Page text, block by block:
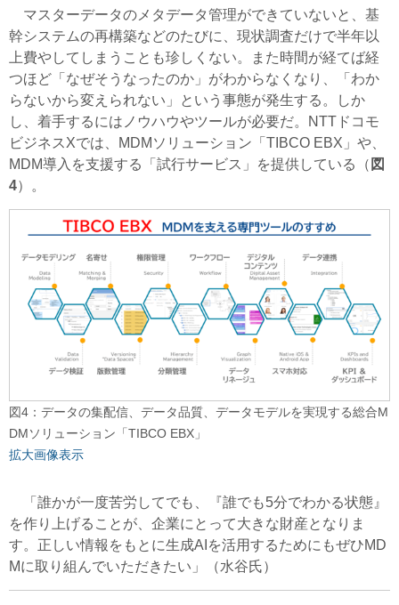
マスターデータのメタデータ管理ができていないと、基
幹システムの再構築などのたびに、現状調査だけで半年以
上費やしてしまうことも珍しくない。また時間が経てば経
つほど「なぜそうなったのか」がわからなくなり、「わか
らないから変えられない」という事態が発生する。しか
し、着手するにはノウハウやツールが必要だ。NTTドコモ
ビジネスXでは、MDMソリューション「TIBCO EBX」や、
MDM導入を支援する「試行サービス」を提供している（ 図
4）。
図4：データの集配信、データ品質、データモデルを実現する総合M
DMソリューション「TIBCO EBX」
拡大画像表示
「誰かが一度苦労してでも、『誰でも5分でわかる状態』
を作り上げることが、企業にとって大きな財産となりま
す。正しい情報をもとに生成AIを活用するためにもぜひMD
Mに取り組んでいただきたい」（水谷氏）